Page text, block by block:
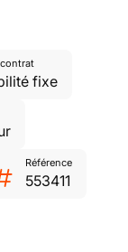
fixe
Référence
553411